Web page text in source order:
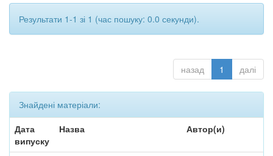
Результати 1-1 зі 1 (час пошуку: 0.0 секунди).
назад 1 далі
Знайдені матеріали:
Дата
випуску
Назва Автор(и)